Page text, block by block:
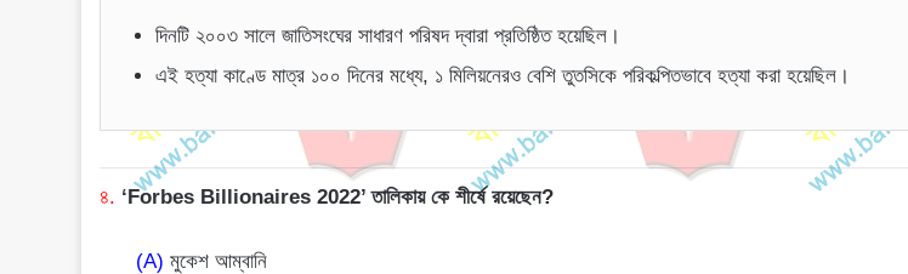
দিনটি ২০০৩ সালে জাতিসংঘের সাধারণ পরিষদ দ্বারা প্রতিষ্ঠিত হয়েছিল।
এই হত্যা কাণ্ডে মাত্র ১০০ দিনের মধ্যে, ১ মিলিয়নেরও বেশি তুতসিকে পরিকল্পিতভাবে হত্যা করা হয়েছিল।
৪. ‘Forbes Billionaires 2022’ তালিকায় কে শীর্ষে রয়েছেন?
(A) মুকেশ আম্বানি